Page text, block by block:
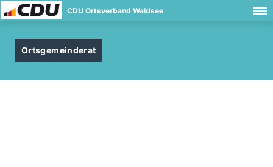
CDU Ortsverband Waldsee
Ortsgemeinderat